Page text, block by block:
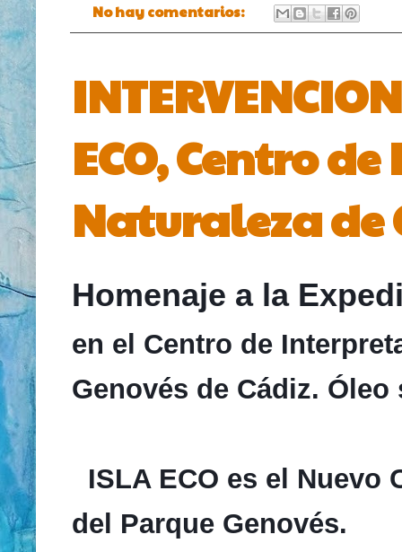
No hay comentarios:
ECO, Centro
Naturaleza de
Homenaje a la
en el Centro de
Genovés de Cádiz.
ISLA ECO es el Nuevo
del Parque Genovés.